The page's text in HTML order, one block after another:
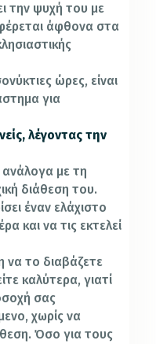
την ψυχή του με
άφθονα στα
ώρες, είναι
για
λέγοντας την
ανάλογα με τη
διάθεση του.
έναν ελάχιστο
και να τις εκτελεί
να το διαβάζετε
καλύτερα, γιατί
σας
χωρίς να
Όσο για τους